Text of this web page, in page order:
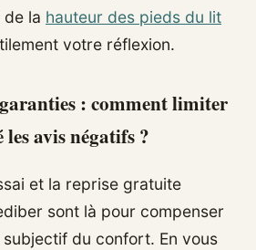
de la hauteur des pieds du lit
votre réflexion.
: comment limiter
avis négatifs ?
et la reprise gratuite
sont là pour compenser
du confort. En vous